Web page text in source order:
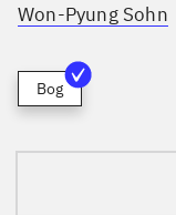
Won-Pyung Sohn
Bog